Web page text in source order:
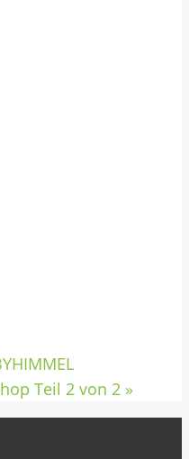
Teil 2 von 2 »